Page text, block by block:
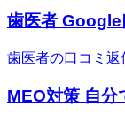
歯医者 Google
歯医者の口コミ返
MEO対策 自分